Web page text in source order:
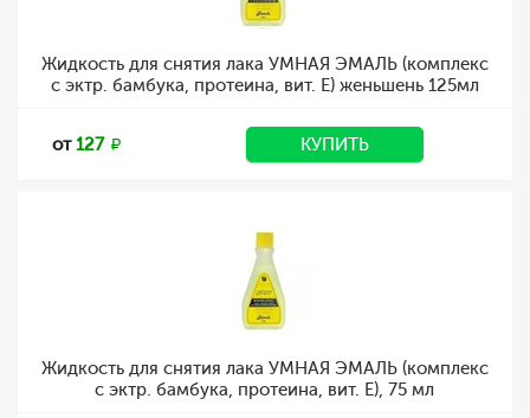
Жидкость для снятия лака УМНАЯ ЭМАЛЬ (комплекс
с эктр. бамбука, протеина, вит. Е) женьшень 125мл
от127 КУПИТЬ
Жидкость для снятия лака УМНАЯ ЭМАЛЬ (комплекс
с эктр. бамбука, протеина, вит. Е), 75 мл